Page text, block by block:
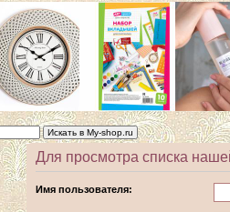
Для просмотра списка
Имя пользователя: